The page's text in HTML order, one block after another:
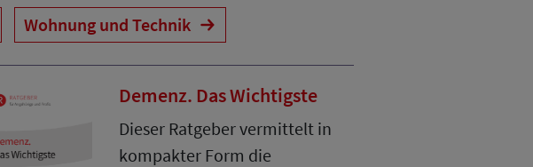
Wohnung und Technik
Demenz. Das Wichtigste
Dieser Ratgeber vermittelt in
kompakter Form die